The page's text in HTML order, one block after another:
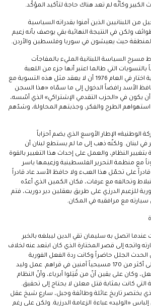
الكبير وكأنّه لم تعد هناك حاجة لتأكيد المؤكّد.
من اللبنانيين الذين آمنوا بقدراته السياسية
ولكن في النتيجة النهائية بقي يوصف بأنه زعيم
المنطقة حيث يعيشون في سوريا وفلسطين والأردن.
دخل جنبلاط مسرح السياسة اللبنانية المليء بالمفاجآت
التي طالما اعتبر أنها جزء من اللعبة
السياسية ولكنّه في النهاية اختار في العام 1976 أن لا يعقد مثل هذه التسوية مع
الأسد رافضاً الدخول إلى ما سمّاه «هذا السجن
أن يكون في «الحزب التقدمي الإشتراكي» الذي أسّسه،
الطرح والفكر، وجذبتهم المحاولة، وشدّهم
الوطنية» الإطار الأوسع الذي يضم أحزاباً
لبنان. ولكنّه ذهب إلى ما لم يستطع لبنان أن
النظام، والعمل على إحداث هذا التغيير بالقوة
مع منظمة التحرير الفلسطينية وزعيمها ياسر
على تحمّل هذا العبء ولا حافظ الأسد عاد قادراً
وتحالفه مع عرفات، فكان الكمين الذي أعدّه
للزعيم الدرزي على طريق بعقلين دير دوريت، فتم
مع مرافقيه في المكان.
عندما اتصل به سليمان تقي الدين ليبلغه بالخبر
واتجه إلى قصر المختارة الذي كان ابتعد عنه لخلاف
الحدث الجلل حاضراً وكانت ردة الفعل الفورية
الشعبية الدرزية تقضي على أكثر من 170 مسيحياً آمنين في قراهم. عمل وليد
وكان على يقين أنّ من قُتِلوا أبرياء، وأنّ النظام
كانت بمثابة قتل معلن لا يحتاج إلى تحقيق.
يختصر تاريخ عائلة وطائفة وجبل، سارع شيخ عقل
«الوليد» عباءة الزعامة الدرزية. ولكن على رغم